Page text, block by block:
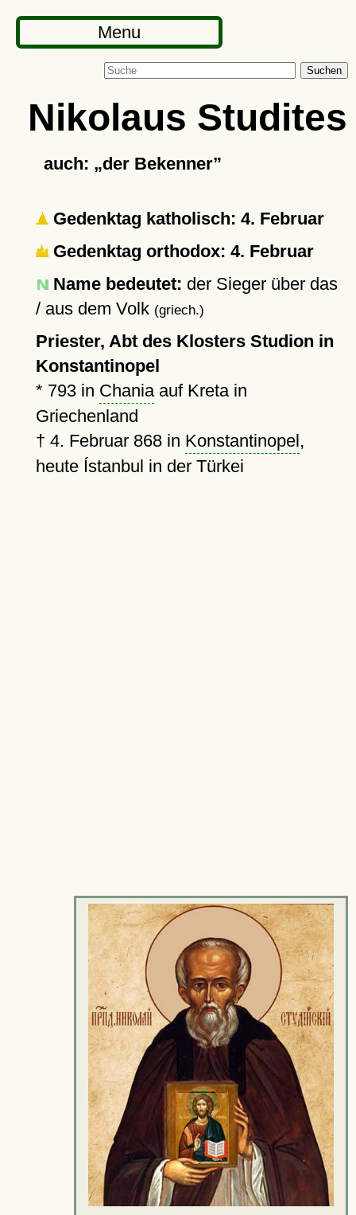
Menu
Suchen
Nikolaus Studites
auch: der Bekenner
Gedenktag katholisch: 4. Februar
Gedenktag orthodox: 4. Februar
Name bedeutet: der Sieger über das
/ aus dem Volk (griech.)
Priester, Abt des Klosters Studion in
Konstantinopel
* 793in Chaniaauf Kreta in
Griechenland
† 4. Februar 868in Konstantinopel,
heute Ístanbul in der Türkei